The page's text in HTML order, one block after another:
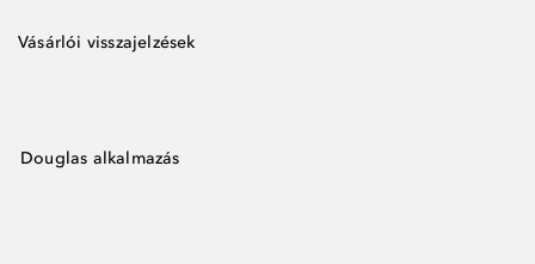
Vásárlói visszajelzések
Douglas alkalmazás